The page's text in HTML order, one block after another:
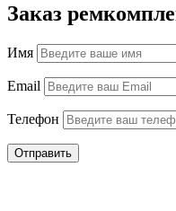
Заказ
Имя
Email
Телефон
Отправить